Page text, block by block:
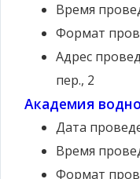
Время
Формат
Адрес
пер., 2
Академия
Дата
Время
Формат